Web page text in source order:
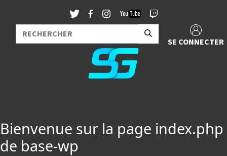
SE CONNECTER
Bienvenue sur la page index.php
de base-wp